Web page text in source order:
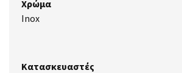
Χρώμα
Inox
Κατασκευαστές